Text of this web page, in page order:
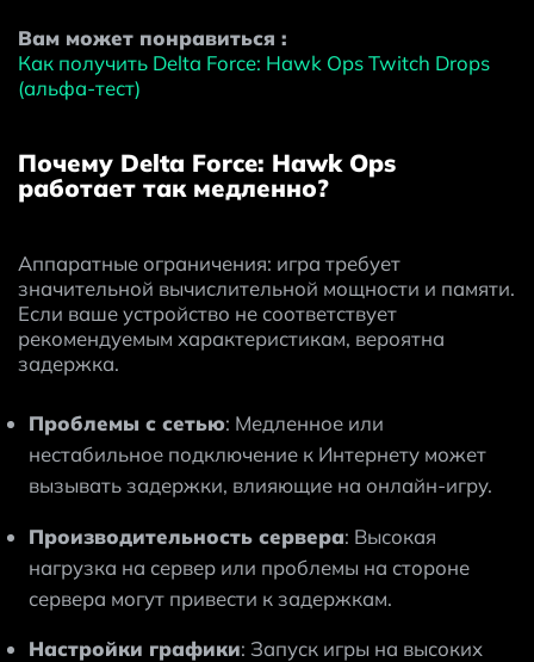
Вам может понравиться :
Как получить Delta Force: Hawk Ops Twitch Drops
(альфа-тест)
Почему Delta Force: Hawk Ops
работает так медленно?
Аппаратные ограничения: игра требует
значительной вычислительной мощности и памяти.
Если ваше устройство не соответствует
рекомендуемым характеристикам, вероятна
задержка.
Проблемы с сетью: Медленное или
нестабильное подключение к Интернету может
вызывать задержки, влияющие на онлайн-игру.
Производительность сервера: Высокая
нагрузка на сервер или проблемы на стороне
сервера могут привести к задержкам.
Настройки графики: Запуск игры на высоких